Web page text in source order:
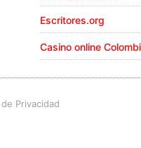
Escritores.org
Casino online
Privacidad